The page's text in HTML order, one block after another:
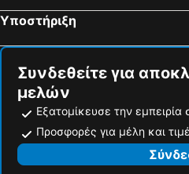
Neraides
Έναστρον
Eternal Suites Edessa
Guesthouse Elati - Pella
Υποστήριξη
Συνδεθείτε για
μελών
Εξατομίκευσε την εμπειρία
Προσφορές για μέλη και